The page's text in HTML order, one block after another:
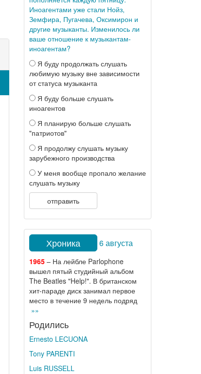
Иноагентами уже стали Нойз,
Земфира, Пугачева, Оксимирон и
другие музыканты. Изменилось ли
ваше отношение к музыкантам-
иноагентам?
Я буду продолжать слушать
любимую музыку вне зависимости
от статуса музыканта
Я буду больше слушать
иноагентов
Я планирую больше слушать
"патриотов"
Я продолжу слушать музыку
зарубежного производства
У меня вообще пропало желание
слушать музыку
отправить
Хроника 6 августа
1965– На лейбле Parlophone
вышел пятый студийный альбом
The Beatles "Help!". В британском
хит-параде диск занимал первое
место в течение 9 недель подряд
»»
Родились
Ernesto LECUONA
Tony PARENTI
Luis RUSSELL